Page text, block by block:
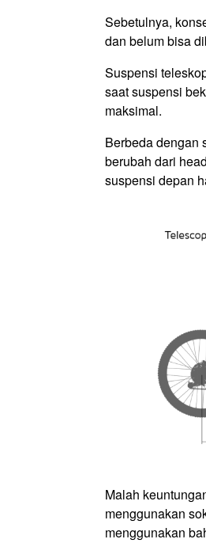
Sebetulnya,
dan belum bisa
Suspensi
saat suspensi
maksimal.
Berbeda dengan
berubah dari
suspensi depan
Malah
menggunakan
menggunakan